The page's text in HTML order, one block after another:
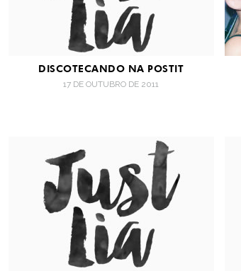
DISCOTECANDO NA POSTIT
17 DE OUTUBRO DE 2011